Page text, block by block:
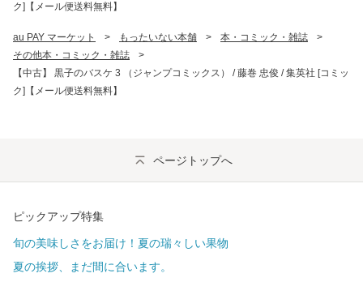
ク]【メール便送料無料】
au PAY マーケット > もったいない本舗 > 本・コミック・雑誌
>
その他本・コミック・雑誌
>
【中古】 黒子のバスケ 3 （ジャンプコミックス） / 藤巻 忠俊 / 集英社 [コミッ
ク]【メール便送料無料】
ページトップへ
ピックアップ特集
旬の美味しさをお届け！夏の瑞々しい果物
夏の挨拶、まだ間に合います。